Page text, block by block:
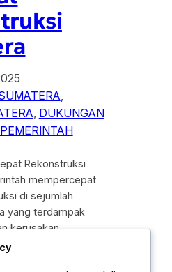
, DUKUNGAN
PEMERINTAH
Rekonstruksi
mempercepat
di sejumlah
yang terdampak
kerusakan
ini di ambil